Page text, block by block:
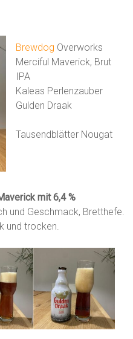
Brewdog Overworks
Merciful Maverick, Brut
IPA
Kaleas Perlenzauber
Gulden Draak
Tausendblätter Nougat
mit 6,4 %
und Geschmack, Bretthefe.
und trocken.